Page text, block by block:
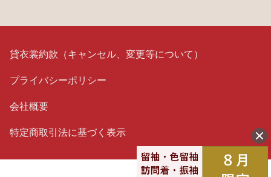
貸衣裳約款（キャンセル、変更等について）
プライバシーポリシー
会社概要
特定商取引法に基づく表示